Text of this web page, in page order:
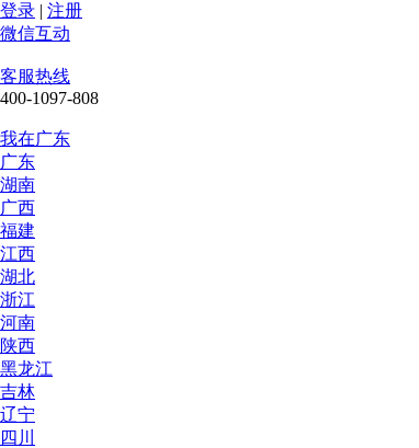
登录 | 注册
微信互动
客服热线
400-1097-808
我在广东
广东
湖南
广西
福建
江西
湖北
浙江
河南
陕西
黑龙江
吉林
辽宁
四川